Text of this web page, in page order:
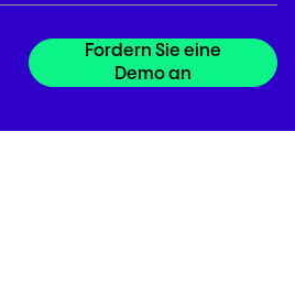
Fordern Sie eine
Demo an